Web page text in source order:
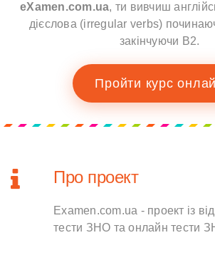
eXamen.com.ua, ти вивчиш
дієслова (irregular verbs)
закінчуючи B2.
Пройти курс
Про проект
Examen.com.ua - проект із
тести ЗНО та онлайн тести